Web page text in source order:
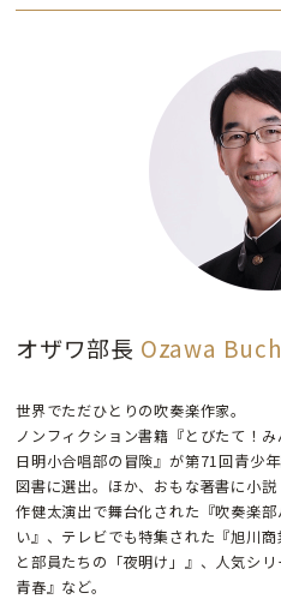
オザワ部長 Ozawa
世界でただひとりの吹奏楽作家。
ノンフィクション書籍『とびたて！
日明小合唱部の冒険』が第71回青少
図書に選出。ほか、おもな著書に小
作健太演出で舞台化された『吹奏楽
い』、テレビでも特集された『旭川
と部員たちの「夜明け」』、人気シ
青春』など。